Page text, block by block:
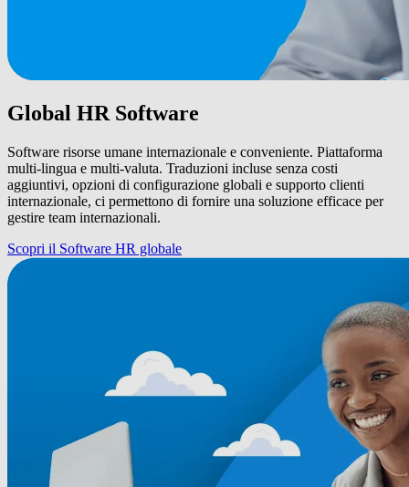
Global HR Software
Software risorse umane internazionale e conveniente. Piattaforma
multi-lingua e multi-valuta. Traduzioni incluse senza costi
aggiuntivi, opzioni di configurazione globali e supporto clienti
internazionale, ci permettono di fornire una soluzione efficace per
gestire team internazionali.
Scopri il Software HR globale